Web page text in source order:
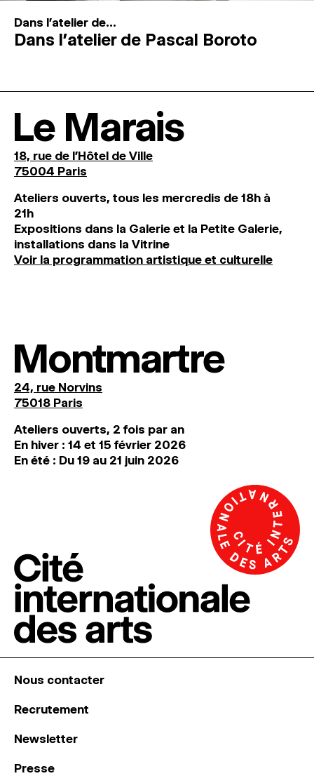
Dans l'atelier de...
Dans l’atelier de Pascal Boroto
Le Marais
18, rue de l'Hôtel de Ville
75004 Paris
Ateliers ouverts, tous les mercredis de 18h à
21h
Expositions dans la Galerie et la Petite Galerie,
installations dans la Vitrine
Voir la programmation artistique et culturelle
Montmartre
24, rue Norvins
75018 Paris
Ateliers ouverts, 2 fois par an
En hiver : 14 et 15 février 2026
En été : Du 19 au 21 juin 2026
Nous contacter
Recrutement
Newsletter
Presse